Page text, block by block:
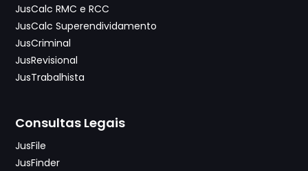
JusCalc RMC e RCC
JusCalc Superendividamento
JusCriminal
JusRevisional
JusTrabalhista
Consultas Legais
JusFile
JusFinder